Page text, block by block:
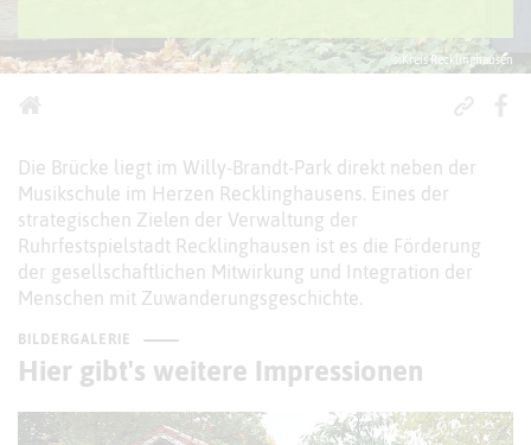
© Kreis Recklinghausen
Die Brücke liegt im Willy-Brandt-Park direkt neben der
Musikschule im Herzen Recklinghausens. Eines der
strategischen Zielen der Verwaltung der
Ruhrfestspielstadt Recklinghausen ist es die Förderung
der gesellschaftlichen Mitwirkung und Integration der
Menschen mit Zuwanderungsgeschichte.
BILDERGALERIE
Hier gibt's weitere Impressionen